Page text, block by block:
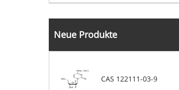
Neue Produkte
CAS 122111-03-9